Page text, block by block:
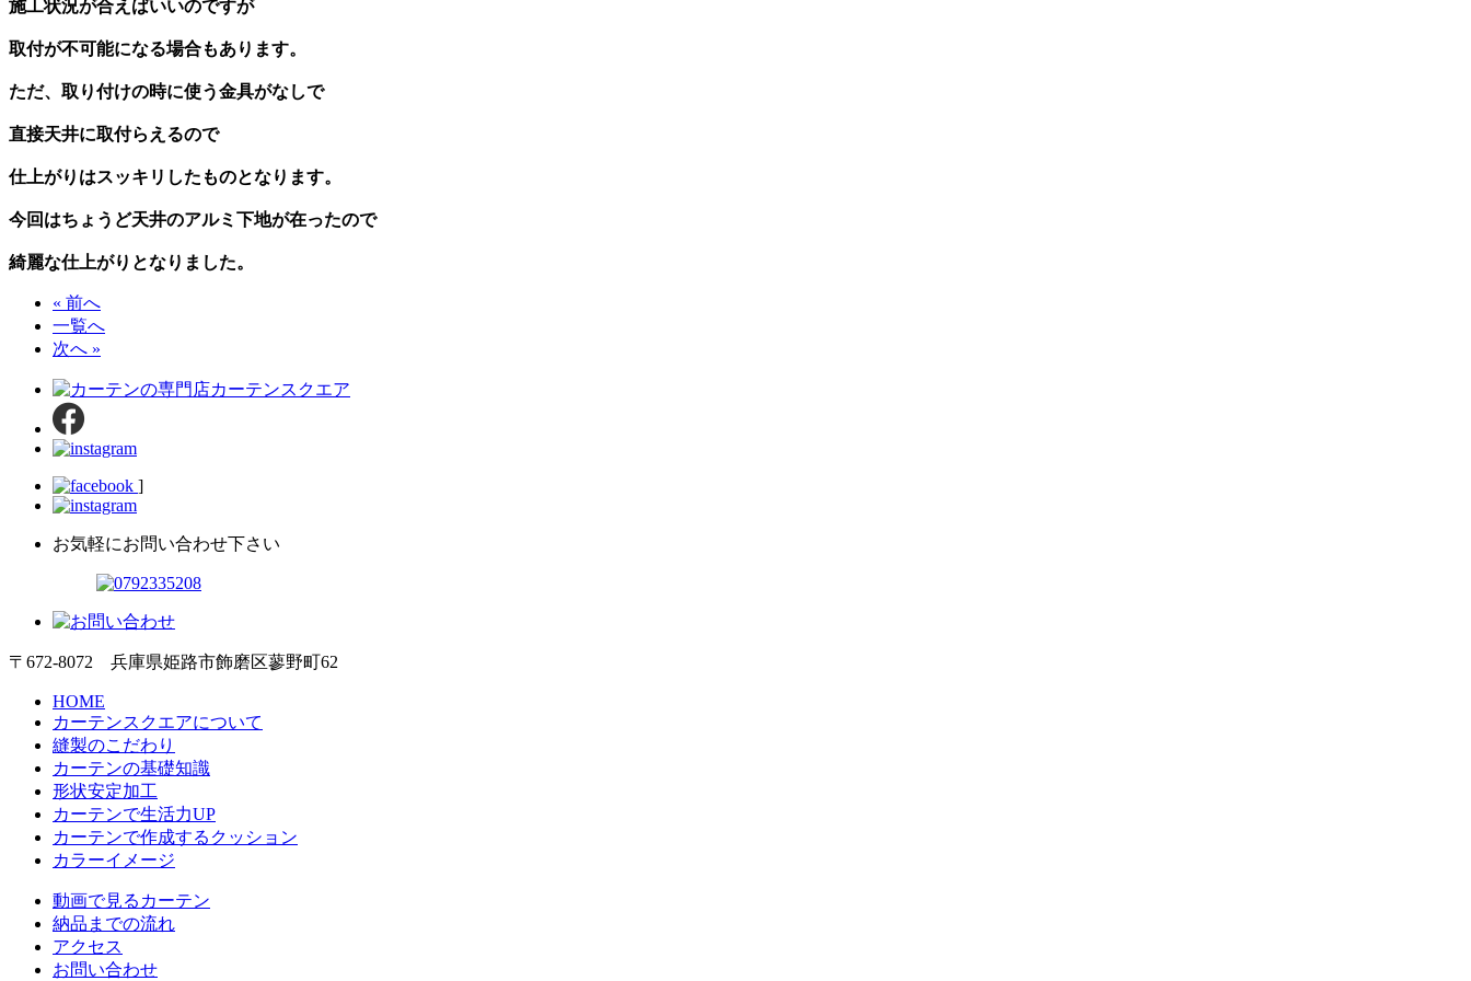
施工状況が合えばいいのですが
取付が不可能になる場合もあります。
ただ、取り付けの時に使う金具がなしで
直接天井に取付らえるので
仕上がりはスッキリしたものとなります。
今回はちょうど天井のアルミ下地が在ったので
綺麗な仕上がりとなりました。
« 前へ
一覧へ
次へ »
]
お気軽にお問い合わせ下さい
〒672-8072 兵庫県姫路市飾磨区蓼野町62
HOME
カーテンスクエアについて
縫製のこだわり
カーテンの基礎知識
形状安定加工
カーテンで生活力UP
カーテンで作成するクッション
カラーイメージ
動画で見るカーテン
納品までの流れ
アクセス
お問い合わせ